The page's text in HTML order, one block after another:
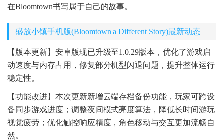
在Bloomtown书写属于自己的故事。
盛放小镇手机版(Bloomtown a Different Story)最新动态
【版本更新】安卓版现已升级至1.0.29版本，优化了游戏启
动速度与内存占用，修复部分机型闪退问题，提升整体运行
稳定性。
【功能改进】本次更新新增云端存档备份功能，玩家可跨设
备同步游戏进度；调整夜间模式亮度算法，降低长时间游玩
视觉疲劳；优化触控响应精度，角色移动与交互更加流畅自
然。